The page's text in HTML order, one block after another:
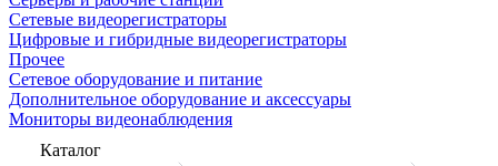
Сетевые видеорегистраторы
Цифровые и гибридные видеорегистраторы
Прочее
Сетевое оборудование и питание
Дополнительное оборудование и аксессуары
Мониторы видеонаблюдения
Каталог